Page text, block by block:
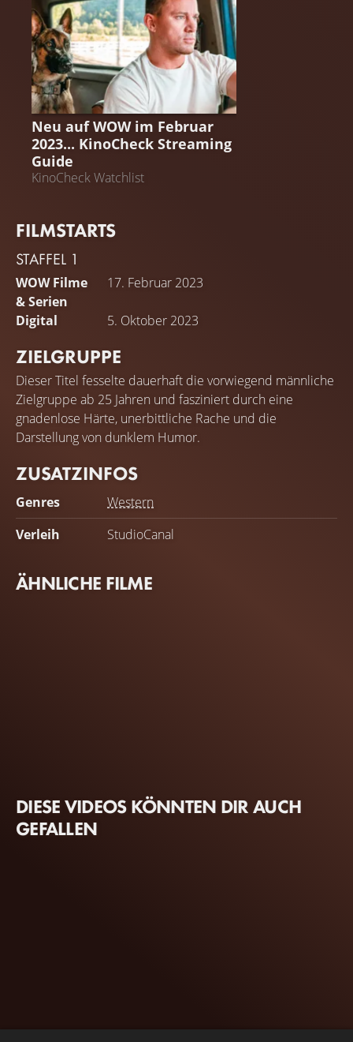
STREAMING GUIDE
Neu auf WOW im Februar
2023... KinoCheck Streaming
Guide
KinoCheck Watchlist
FILMSTARTS
STAFFEL 1
WOW Filme
& Serien
17. Februar 2023
Digital 5. Oktober 2023
ZIELGRUPPE
Dieser Titel fesselte dauerhaft die vorwiegend männliche
Zielgruppe ab 25 Jahren und fasziniert durch eine
gnadenlose Härte, unerbittliche Rache und die
Darstellung von dunklem Humor.
ZUSATZINFOS
Genres
Western
Verleih
StudioCanal
ÄHNLICHE FILME
DIESE VIDEOS KÖNNTEN DIR AUCH
GEFALLEN